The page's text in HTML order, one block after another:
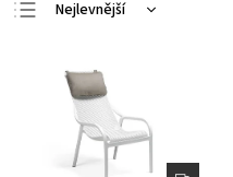
Nejlevnější
Nejprodávanější
Abecedně